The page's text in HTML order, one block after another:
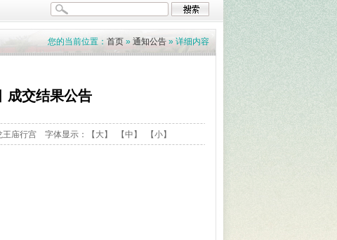
您的当前位置： 首页 » 通知公告 » 详细内容
成交结果公告
庙行宫 字体显示： 【大】 【中】 【小】